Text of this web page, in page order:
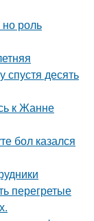
роль
спустя десять
к Жанне
бол казался
перегретые